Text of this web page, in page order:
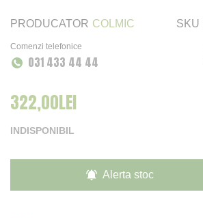
PRODUCATOR COLMIC SKU
Comenzi telefonice
031 433 44 44
322,00LEI
INDISPONIBIL
Alerta stoc